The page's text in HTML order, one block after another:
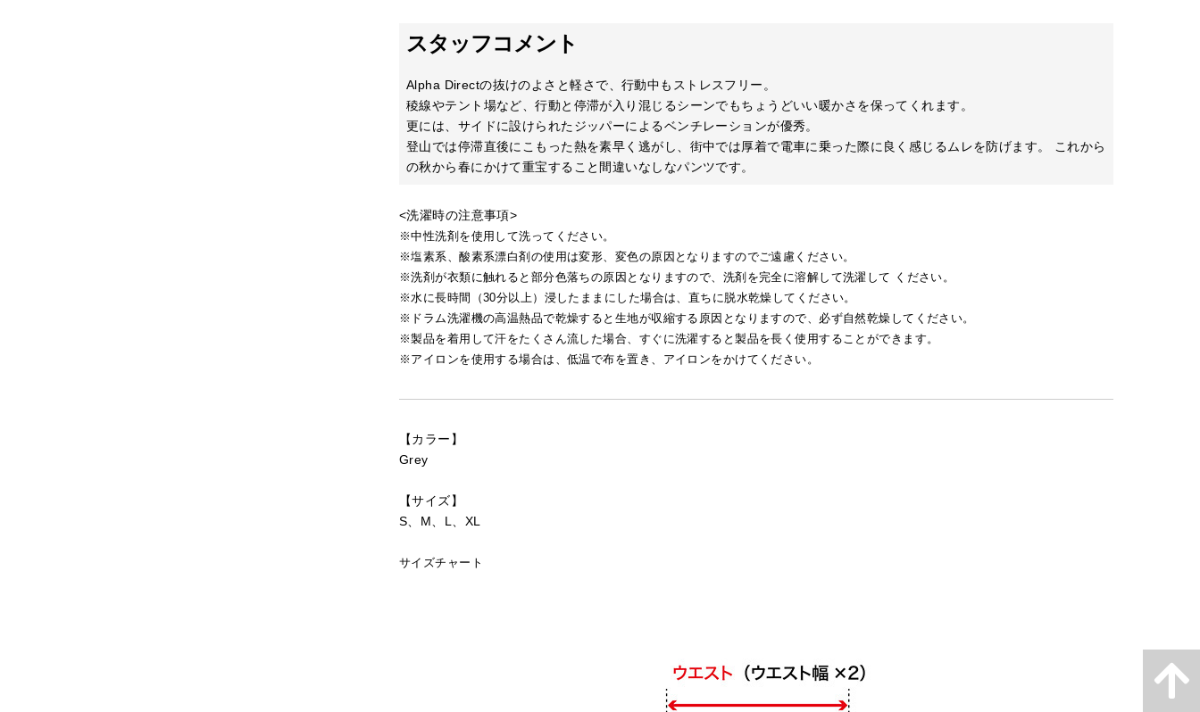
スタッフコメント
Alpha Directの抜けのよさと軽さで、行動中もストレスフリー。
稜線やテント場など、行動と停滞が入り混じるシーンでもちょうどいい暖かさを保ってくれます。
更には、サイドに設けられたジッパーによるベンチレーションが優秀。
登山では停滞直後にこもった熱を素早く逃がし、街中では厚着で電車に乗った際に良く感じるムレを防げます。 これから
の秋から春にかけて重宝すること間違いなしなパンツです。
<洗濯時の注意事項>
※中性洗剤を使用して洗ってください。
※塩素系、酸素系漂白剤の使用は変形、変色の原因となりますのでご遠慮ください。
※洗剤が衣類に触れると部分色落ちの原因となりますので、洗剤を完全に溶解して洗濯して ください。
※水に長時間（30分以上）浸したままにした場合は、直ちに脱水乾燥してください。
※ドラム洗濯機の高温熱品で乾燥すると生地が収縮する原因となりますので、必ず自然乾燥してください。
※製品を着用して汗をたくさん流した場合、すぐに洗濯すると製品を長く使用することができます。
※アイロンを使用する場合は、低温で布を置き、アイロンをかけてください。
【カラー】
Grey
【サイズ】
S、M、L、XL
サイズチャート